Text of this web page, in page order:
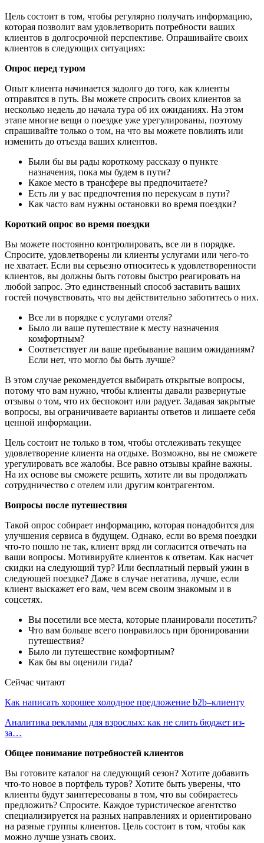
Цель состоит в том, чтобы регулярно получать информацию,
которая позволит вам удовлетворить потребности ваших
клиентов в долгосрочной перспективе. Опрашивайте своих
клиентов в следующих ситуациях:
Опрос перед туром
Опыт клиента начинается задолго до того, как клиенты
отправятся в путь. Вы можете спросить своих клиентов за
несколько недель до начала тура об их ожиданиях. На этом
этапе многие вещи о поездке уже урегулированы, поэтому
спрашивайте только о том, на что вы можете повлиять или
изменить до отъезда ваших клиентов.
Были бы вы рады короткому рассказу о пункте
назначения, пока мы будем в пути?
Какое место в трансфере вы предпочитаете?
Есть ли у вас предпочтения по перекусам в пути?
Как часто вам нужны остановки во время поездки?
Короткий опрос во время поездки
Вы можете постоянно контролировать, все ли в порядке.
Спросите, удовлетворены ли клиенты услугами или чего-то
не хватает. Если вы серьезно относитесь к удовлетворенности
клиентов, вы должны быть готовы быстро реагировать на
любой запрос. Это единственный способ заставить ваших
гостей почувствовать, что вы действительно заботитесь о них.
Все ли в порядке с услугами отеля?
Было ли ваше путешествие к месту назначения
комфортным?
Соответствует ли ваше пребывание вашим ожиданиям?
Если нет, что могло бы быть лучше?
В этом случае рекомендуется выбирать открытые вопросы,
потому что вам нужно, чтобы клиенты давали развернутые
отзывы о том, что их беспокоит или радует. Задавая закрытые
вопросы, вы ограничиваете варианты ответов и лишаете себя
ценной информации.
Цель состоит не только в том, чтобы отслеживать текущее
удовлетворение клиента на отдыхе. Возможно, вы не сможете
урегулировать все жалобы. Все равно отзывы крайне важны.
На их основе вы сможете решить, хотите ли вы продолжать
сотрудничество с отелем или другим контрагентом.
Вопросы после путешествия
Такой опрос собирает информацию, которая понадобится для
улучшения сервиса в будущем. Однако, если во время поездки
что-то пошло не так, клиент вряд ли согласится отвечать на
ваши вопросы. Мотивируйте клиентов к ответам. Как насчет
скидки на следующий тур? Или бесплатный первый ужин в
следующей поездке? Даже в случае негатива, лучше, если
клиент выскажет его вам, чем всем своим знакомым и в
соцсетях.
Вы посетили все места, которые планировали посетить?
Что вам больше всего понравилось при бронировании
путешествия?
Было ли путешествие комфортным?
Как бы вы оценили гида?
Сейчас читают
Как написать хорошее холодное предложение b2b–клиенту
Аналитика рекламы для взрослых: как не слить бюджет из-
за…
Общее понимание потребностей клиентов
Вы готовите каталог на следующий сезон? Хотите добавить
что-то новое в портфель туров? Хотите быть уверены, что
клиенты будут заинтересованы в том, что вы собираетесь
предложить? Спросите. Каждое туристическое агентство
специализируется на разных направлениях и ориентировано
на разные группы клиентов. Цель состоит в том, чтобы как
можно лучше узнать своих.